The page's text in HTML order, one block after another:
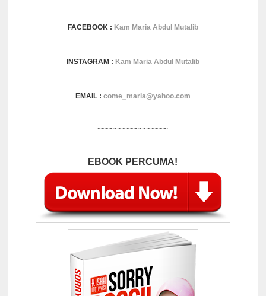
FACEBOOK : Kam Maria Abdul Mutalib
INSTAGRAM : Kam Maria Abdul Mutalib
EMAIL : come_maria@yahoo.com
~~~~~~~~~~~~~~~~~
EBOOK PERCUMA!